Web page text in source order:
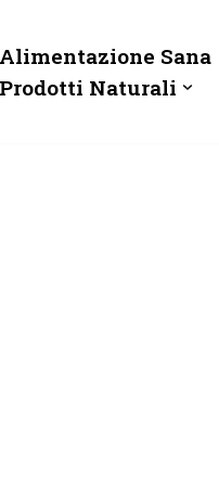
Alimentazione Sana
Prodotti Naturali